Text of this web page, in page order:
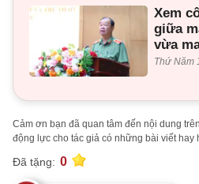
Xem
giữa
vừa
Thứ Năm
Cảm ơn bạn đã quan tâm đến nội dung
động lực cho tác giả có những bài viết hay
Đã tặng: 0